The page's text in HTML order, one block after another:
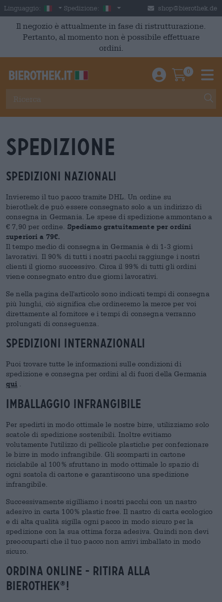
Skip to main content
Linguaggio: Italian
Spedizione: Italia shop@bierothek.de
Il negozio è attualmente in fase di ristrutturazione.
Pertanto, al momento non è possibile effettuare
ordini.
Einloggen /
0
Spedizione
Spedizioni nazionali
Invieremo il tuo pacco tramite DHL. Un ordine su
bierothek.de può essere consegnato solo a un indirizzo di
consegna in Germania. Le spese di spedizione ammontano a
€ 7,90 per ordine. Spediamo gratuitamente per ordini
superiori a 79€.
Il tempo medio di consegna in Germania è di 1-3 giorni
lavorativi. Il 90% di tutti i nostri pacchi raggiunge i nostri
clienti il giorno successivo. Circa il 99% di tutti gli ordini
viene consegnato entro due giorni lavorativi.
Se nella pagina dell'articolo sono indicati tempi di consegna
più lunghi, ciò significa cheordineremo la merce per voi
direttamente al fornitore e i tempi di consegna verranno
prolungati di conseguenza.
Spedizioni internazionali
Puoi trovare tutte le informazioni sulle condizioni di
spedizione e consegna per ordini al di fuori della Germania
qui
Imballaggio infrangibile
Per spedirti in modo ottimale le nostre birre, utilizziamo solo
scatole di spedizione sostenibili. Inoltre evitiamo
volutamente l'utilizzo di pellicole plastiche per confezionare
le birre in modo infrangibile. Gli scomparti in cartone
riciclabile al 100% sfruttano in modo ottimale lo spazio di
ogni scatola di cartone e garantiscono una spedizione
infrangibile.
Successivamente sigilliamo i nostri pacchi con un nastro
adesivo in carta 100% plastic free. Il nastro di carta ecologico
e di alta qualità sigilla ogni pacco in modo sicuro per la
spedizione con la sua ottima forza adesiva. Quindi non devi
preoccuparti che il tuo pacco non arrivi imballato in modo
sicuro.
Ordina online - ritira alla
Bierothek® !